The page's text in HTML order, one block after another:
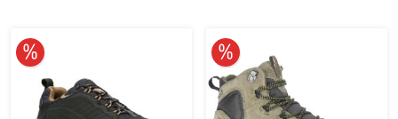
10% reduziert 10% reduziert